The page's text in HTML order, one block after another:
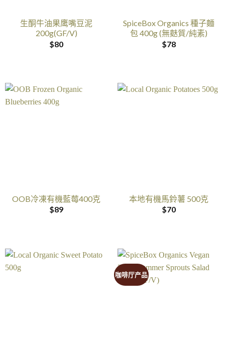
生酮牛油果鹰嘴豆泥
200g(GF/V)
$80
SpiceBox Organics 種子麵
包 400g (無麩質/純素)
$78
OOB冷凍有機藍莓400克
$89
本地有機馬鈴薯 500克
$70
咖啡厅产品